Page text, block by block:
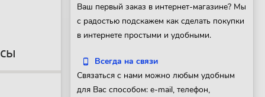
Ваш первый заказ в интернет-магазине? Мы
с радостью подскажем как сделать покупки
в интернете простыми и удобными.
Всегда на связи
Связаться с нами можно любым удобным
для Вас способом: e-mail, телефон,